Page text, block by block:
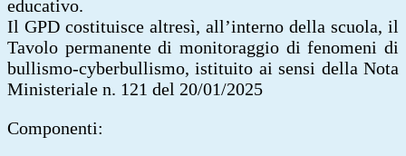
educativo.
Il GPD costituisce altresì, all’interno della scuola, il
Tavolo permanente di monitoraggio di fenomeni di
bullismo-cyberbullismo, istituito ai sensi della Nota
Ministeriale n. 121 del 20/01/2025
Componenti: